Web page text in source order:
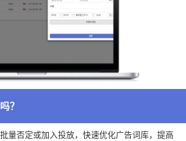
？
量否定或加入投放，快速优化广告词库，提高